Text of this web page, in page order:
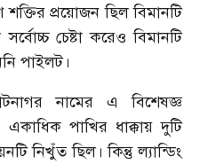
প্রয়োজন ছিল বিমানটি
চেষ্টা করেও বিমানটি
পাইলট।
নামের এ বিশেষজ্ঞ
পাখির ধাক্কায় দুটি
নিখুঁত ছিল। কিন্তু ল্যান্ডিং